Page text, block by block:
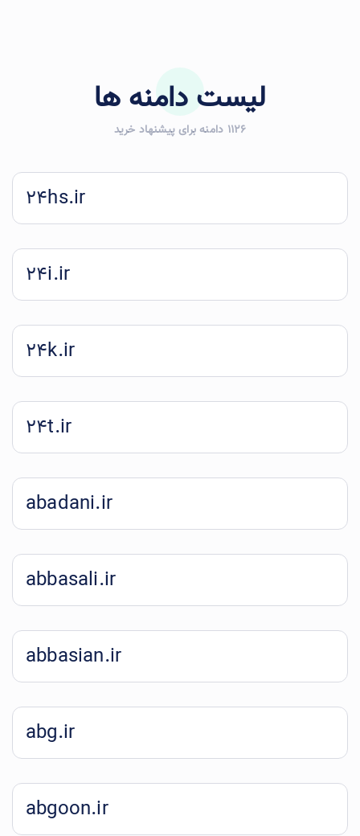
لیست دامنه ها
1126 دامنه برای پیشنهاد خرید
24hs.ir
24i.ir
24k.ir
24t.ir
abadani.ir
abbasali.ir
abbasian.ir
abg.ir
abgoon.ir